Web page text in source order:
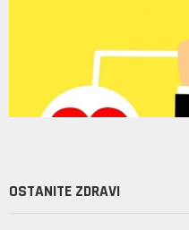
OSTANITE ZDRAVI